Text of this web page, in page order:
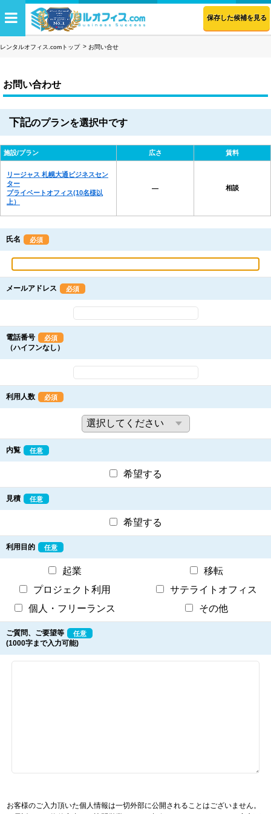
保存した候補を見る
レンタルオフィス.comトップ お問い合せ
お問い合わせ
下記のプランを選択中です
施設/プラン 広さ 賃料
リージャス 札幌大通ビジネスセン
ター
プライベートオフィス(10名様以
上）
― 相談
氏名 必須
メールアドレス 必須
電話番号 必須
（ハイフンなし）
利用人数 必須
内覧 任意
希望する
見積 任意
希望する
利用目的 任意
起業
移転
プロジェクト利用
サテライトオフィス
個人・フリーランス
その他
ご質問、ご要望等 任意
(1000字まで入力可能)
お客様のご入力頂いた個人情報は一切外部に公開されることはございません。